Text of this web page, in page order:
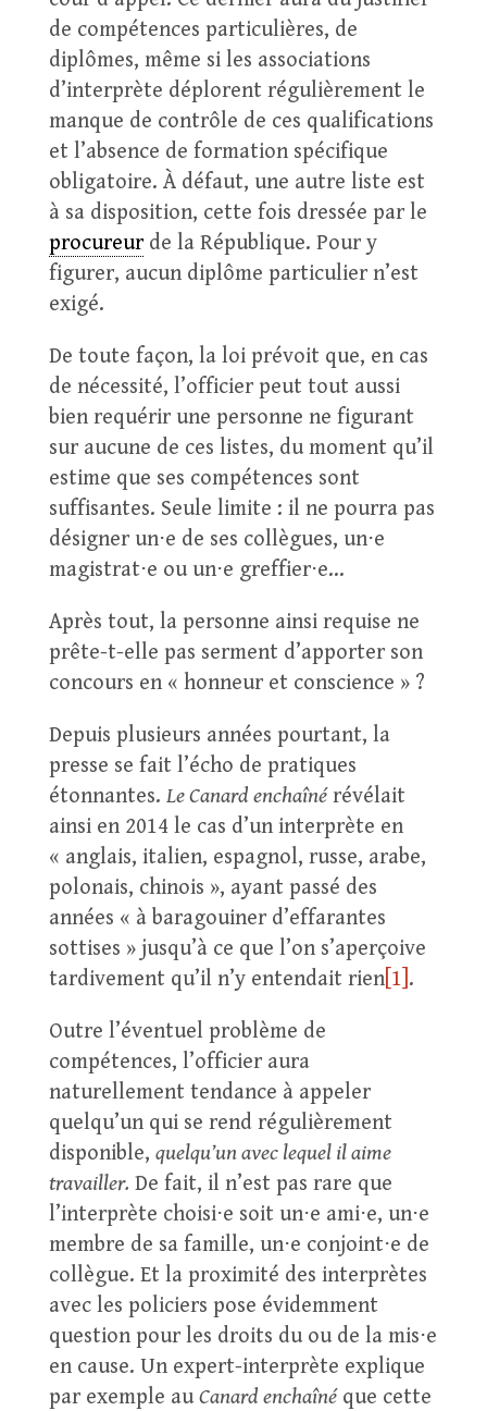
de compétences particulières, de
diplômes, même si les associations
d’interprète déplorent régulièrement le
manque de contrôle de ces qualifications
et l’absence de formation spécifique
obligatoire. À défaut, une autre liste est
à sa disposition, cette fois dressée par le
procureurde la République. Pour y
figurer, aucun diplôme particulier n’est
exigé.
De toute façon, la loi prévoit que, en cas
de nécessité, l’officier peut tout aussi
bien requérir une personne ne figurant
sur aucune de ces listes, du moment qu’il
estime que ses compétences sont
suffisantes. Seule limite : il ne pourra pas
désigner un⋅e de ses collègues, un⋅e
magistrat⋅e ou un⋅e greffier⋅e…
Après tout, la personne ainsi requise ne
prête-t-elle pas serment d’apporter son
concours en « honneur et conscience » ?
Depuis plusieurs années pourtant, la
presse se fait l’écho de pratiques
étonnantes. Le Canard enchaînérévélait
ainsi en 2014 le cas d’un interprète en
« anglais, italien, espagnol, russe, arabe,
polonais, chinois », ayant passé des
années « à baragouiner d’effarantes
sottises » jusqu’à ce que l’on s’aperçoive
tardivement qu’il n’y entendait rien[1] .
Outre l’éventuel problème de
compétences, l’officier aura
naturellement tendance à appeler
quelqu’un qui se rend régulièrement
disponible, quelqu’un avec lequel il aime
travailler. De fait, il n’est pas rare que
l’interprète choisi⋅e soit un⋅e ami⋅e, un⋅e
membre de sa famille, un⋅e conjoint⋅e de
collègue. Et la proximité des interprètes
avec les policiers pose évidemment
question pour les droits du ou de la mis⋅e
en cause. Un expert-interprète explique
par exemple auCanard enchaînéque cette